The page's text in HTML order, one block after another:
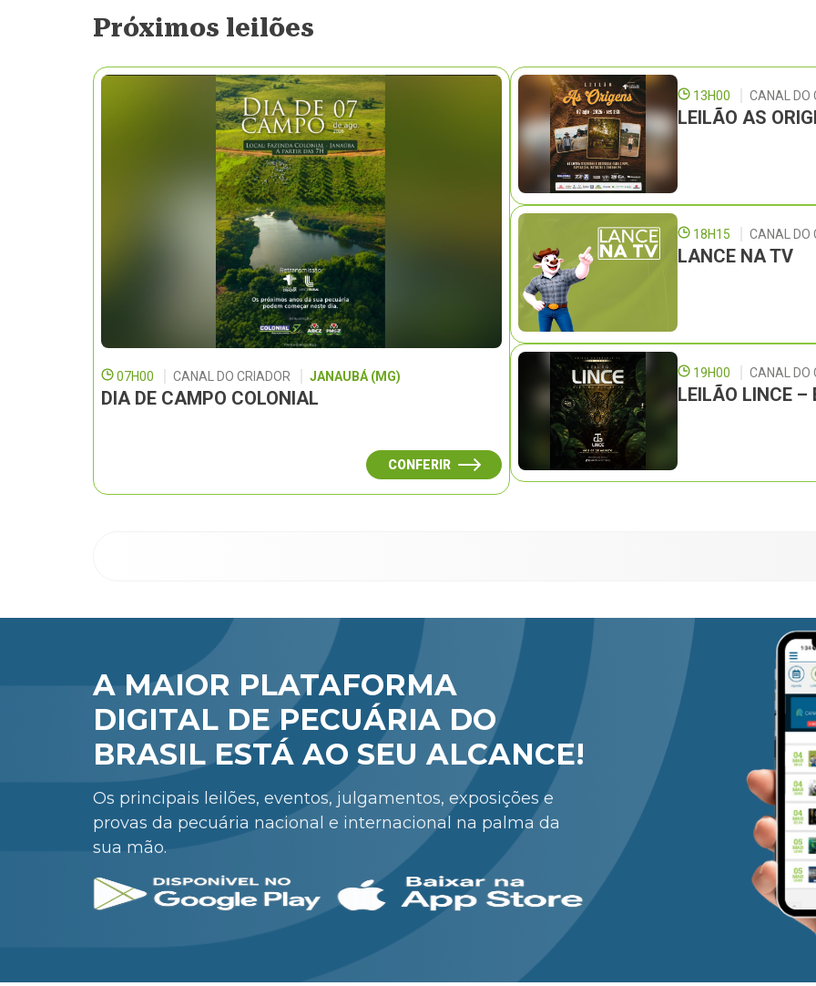
Próximos leilões
07H00 CANAL DO CRIADOR JANAUBÁ (MG)
DIA DE CAMPO COLONIAL
CONFERIR
13H00 CANAL DO
LEILÃO AS
18H15 CANAL DO
LANCE NA TV
19H00 CANAL DO
LEILÃO LINCE –
A MAIOR PLATAFORMA
DIGITAL DE PECUÁRIA DO
BRASIL ESTÁ AO SEU ALCANCE!
Os principais leilões, eventos, julgamentos, exposições e
provas da pecuária nacional e internacional na palma da
sua mão.